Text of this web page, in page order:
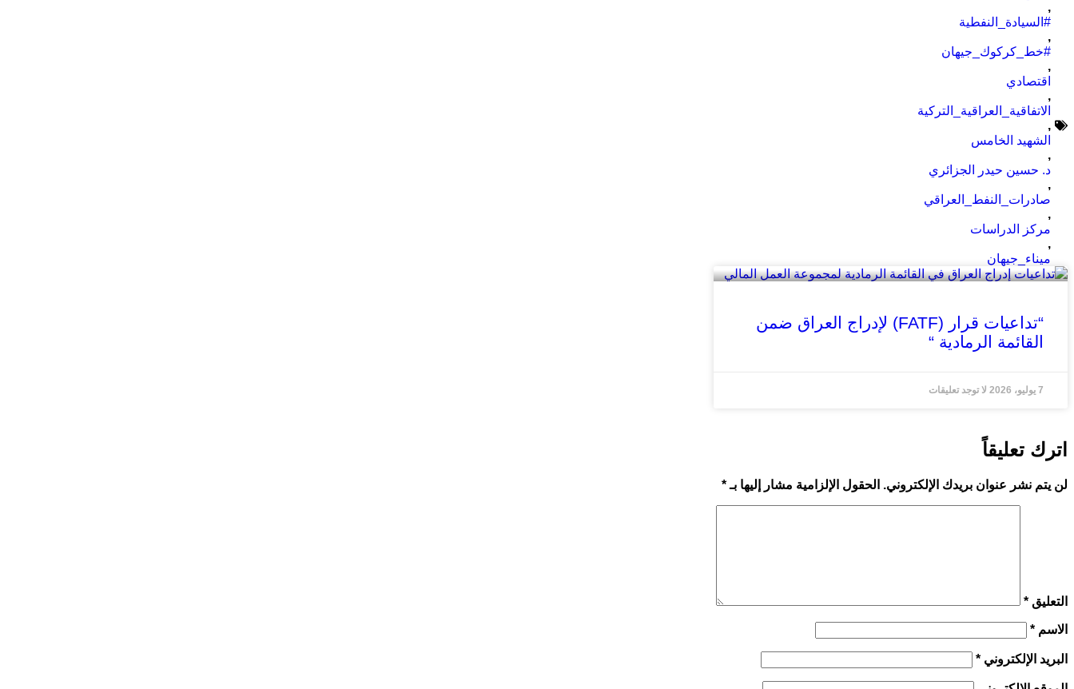
,
#السيادة_النفطية
,
#خط_كركوك_جيهان
,
اقتصادي
,
الاتفاقية_العراقية_التركية
,
الشهيد الخامس
,
د. حسين حيدر الجزائري
,
صادرات_النفط_العراقي
,
مركز الدراسات
,
ميناء_جيهان
“تداعيات قرار (FATF) لإدراج العراق ضمن
القائمة الرمادية “
7 يوليو، 2026 لا توجد تعليقات
اترك تعليقاً
لن يتم نشر عنوان بريدك الإلكتروني. الحقول الإلزامية مشار إليها بـ*
التعليق *
الاسم *
البريد الإلكتروني *